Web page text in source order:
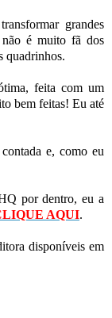
grandes
é muito fã dos
quadrinhos.
feita com um
bem feitas! Eu até
e, como eu
por dentro, eu a
AQUI.
disponíveis em